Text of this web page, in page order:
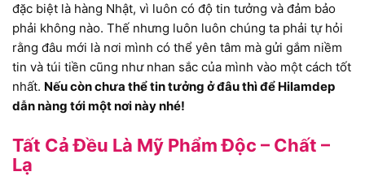
đặc biệt là hàng Nhật, vì luôn có độ tin tưởng và đảm bảo
phải không nào. Thế nhưng luôn luôn chúng ta phải tự hỏi
rằng đâu mới là nơi mình có thể yên tâm mà gửi gắm niềm
tin và túi tiền cũng như nhan sắc của mình vào một cách tốt
nhất. Nếu còn chưa thể tin tưởng ở đâu thì để Hilamdep
dẫn nàng tới một nơi này nhé!
Tất Cả Đều Là Mỹ Phẩm Độc – Chất –
Lạ